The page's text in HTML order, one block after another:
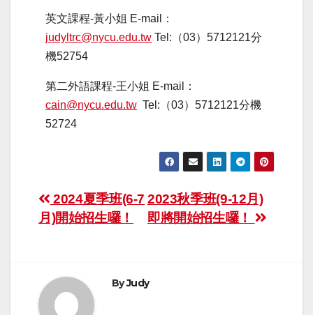
英文課程-黃小姐 E-mail：
judyltrc@nycu.edu.tw Tel:（03）5712121分
機52754
第二外語課程-王小姐 E-mail：
cain@nycu.edu.tw Tel:（03）5712121分機
52724
2023秋季班(9-12月)
即將開始招生囉！
2024夏季班(6-7
月)開始招生囉！
ByJudy